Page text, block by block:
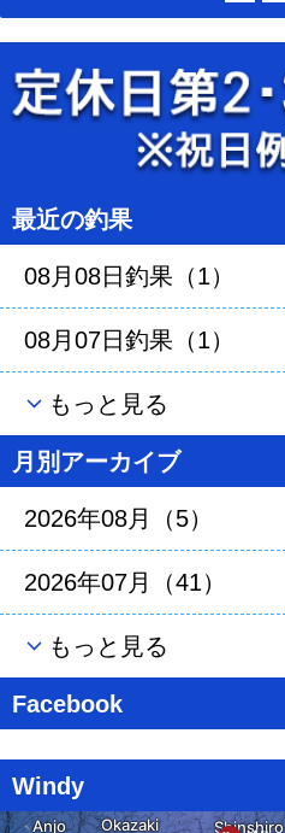
最近の釣果
08月08日釣果（1）
08月07日釣果（1）
もっと見る
月別アーカイブ
2026年08月（5）
2026年07月（41）
もっと見る
Facebook
Windy